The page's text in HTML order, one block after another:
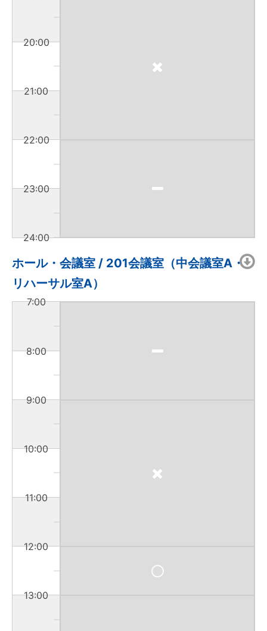
20:00
21:00
22:00
23:00
24:00
ホール・会議室 / 201会議室（中会議室A・
リハーサル室A）
7:00
8:00
9:00
10:00
11:00
12:00
13:00